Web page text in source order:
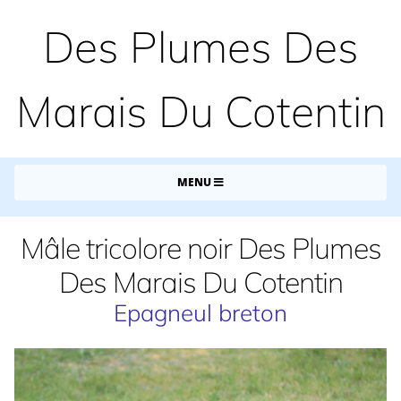
Des Plumes Des
Marais Du Cotentin
MENU
Mâle tricolore noir Des Plumes
Des Marais Du Cotentin
Epagneul breton